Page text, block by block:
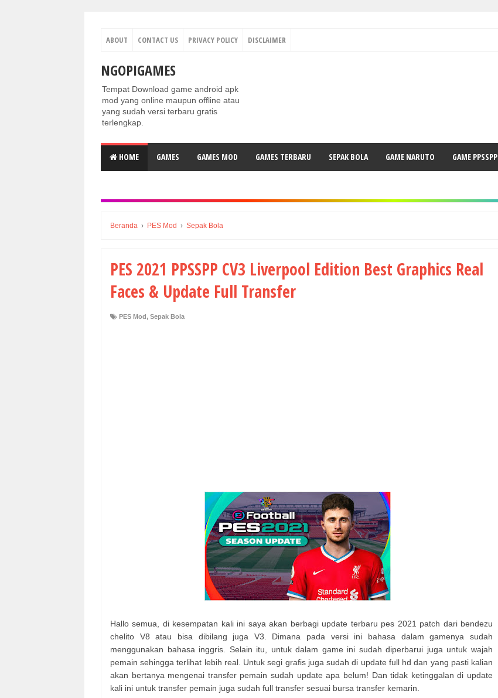
ABOUT CONTACT US PRIVACY POLICY DISCLAIMER
NGOPIGAMES
Tempat Download game android apk
mod yang online maupun offline atau
yang sudah versi terbaru gratis
terlengkap.
HOME GAMES GAMES MOD GAMES TERBARU SEPAK BOLA GAME NARUTO GAME PPSSPP
Beranda › PES Mod › Sepak Bola
PES 2021 PPSSPP CV3 Liverpool Edition Best Graphics Real
Faces & Update Full Transfer
PES Mod, Sepak Bola
Hallo semua, di kesempatan kali ini saya akan berbagi update terbaru pes 2021 patch dari bendezu
chelito V8 atau bisa dibilang juga V3. Dimana pada versi ini bahasa dalam gamenya sudah
menggunakan bahasa inggris. Selain itu, untuk dalam game ini sudah diperbarui juga untuk wajah
pemain sehingga terlihat lebih real. Untuk segi grafis juga sudah di update full hd dan yang pasti kalian
akan bertanya mengenai transfer pemain sudah update apa belum! Dan tidak ketinggalan di update
kali ini untuk transfer pemain juga sudah full transfer sesuai bursa transfer kemarin.